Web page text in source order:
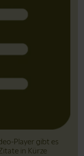
Player gibt es
in Kürze